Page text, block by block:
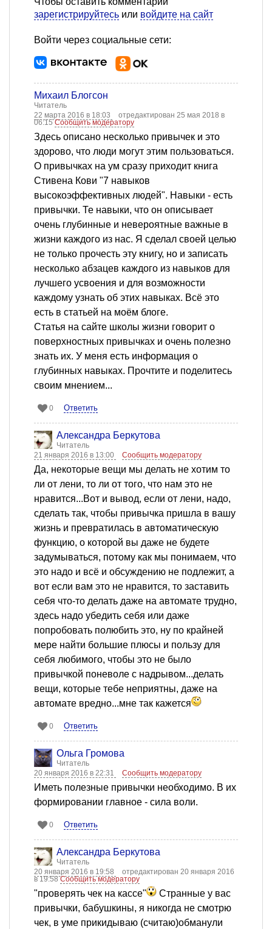
зарегистрируйтесь или войдите на сайт
Войти через социальные сети:
Михаил Блогсон
Читатель
22 марта 2016 в 18:03
отредактирован 25 мая 2018 в
06:15Сообщить модератору
Здесь описано несколько привычек и это
здорово, что люди могут этим пользоваться.
О привычках на ум сразу приходит книга
Стивена Кови "7 навыков
высокоэффективных людей". Навыки - есть
привычки. Те навыки, что он описывает
очень глубинные и невероятные важные в
жизни каждого из нас. Я сделал своей целью
не только прочесть эту книгу, но и записать
несколько абзацев каждого из навыков для
лучшего усвоения и для возможности
каждому узнать об этих навыках. Всё это
есть в статьей на моём блоге.
Статья на сайте школы жизни говорит о
поверхностных привычках и очень полезно
знать их. У меня есть информация о
глубинных навыках. Прочтите и поделитесь
своим мнением...
0 Ответить
Александра Беркутова
Читатель
21 января 2016 в 13:00
Сообщить модератору
Да, некоторые вещи мы делать не хотим то
ли от лени, то ли от того, что нам это не
нравится...Вот и вывод, если от лени, надо,
сделать так, чтобы привычка пришла в вашу
жизнь и превратилась в автоматическую
функцию, о которой вы даже не будете
задумываться, потому как мы понимаем, что
это надо и всё и обсуждению не подлежит, а
вот если вам это не нравится, то заставить
себя что-то делать даже на автомате трудно,
здесь надо убедить себя или даже
попробовать полюбить это, ну по крайней
мере найти большие плюсы и пользу для
себя любимого, чтобы это не было
привычкой поневоле с надрывом...делать
вещи, которые тебе неприятны, даже на
автомате вредно...мне так кажется
0 Ответить
Ольга Громова
Читатель
20 января 2016 в 22:31
Сообщить модератору
Иметь полезные привычки необходимо. В их
формировании главное - сила воли.
0 Ответить
Александра Беркутова
Читатель
20 января 2016 в 19:58
отредактирован 20 января 2016
в 19:58Сообщить модератору
"проверять чек на кассе"
Странные у вас
привычки, бабушкины, я никогда не смотрю
чек, в уме прикидываю (считаю)обманули